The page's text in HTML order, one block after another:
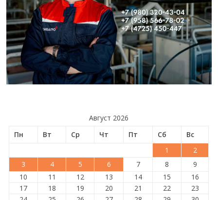
Август 2026
Пн
Вт Ср Чт Пт Сб
Вс
1
2
3
4 5 6 7 8
9
10
11 12 13 14 15
16
17
18 19 20 21 22
23